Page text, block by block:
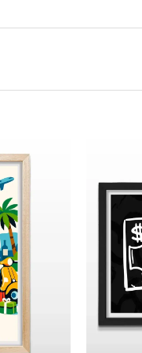
de
precios:
desde
$ 64.960
hasta
$ 68.960